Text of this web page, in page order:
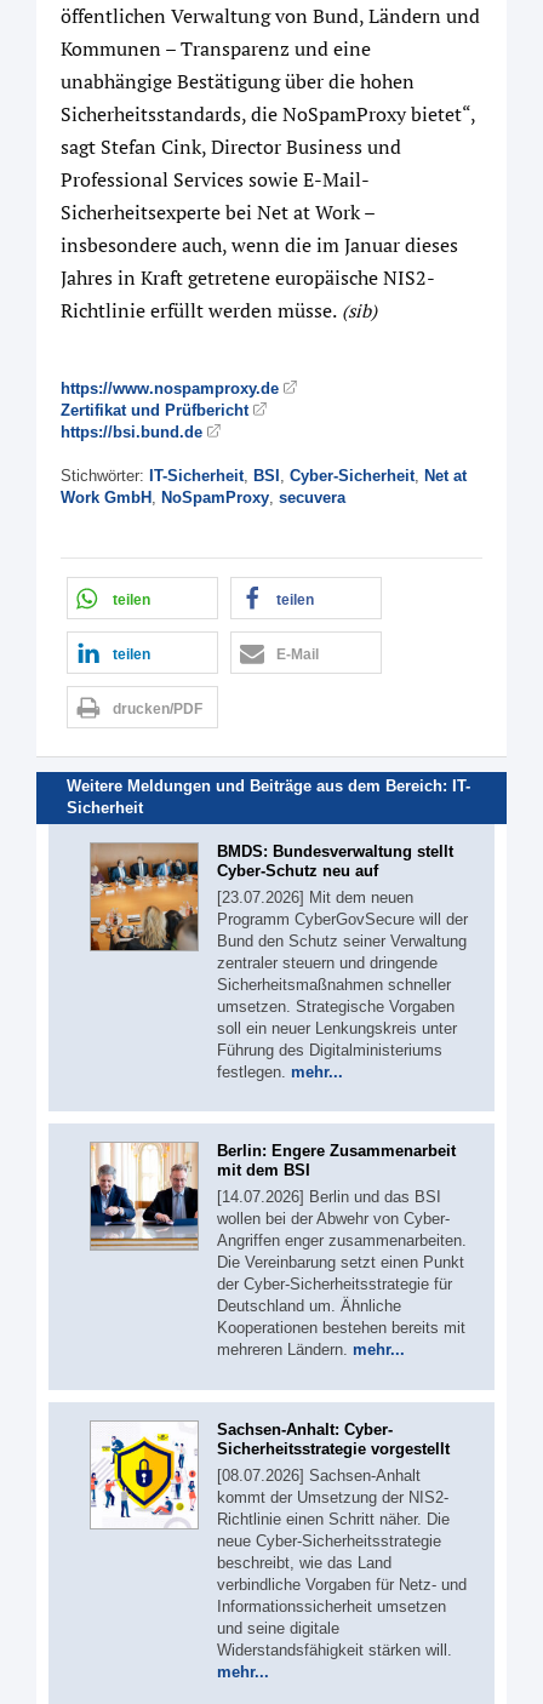
öffentlichen Verwaltung von Bund, Ländern und
Kommunen – Transparenz und eine
unabhängige Bestätigung über die hohen
Sicherheitsstandards, die NoSpamProxy bietet“,
sagt Stefan Cink, Director Business und
Professional Services sowie E-Mail-
Sicherheitsexperte bei Net at Work –
insbesondere auch, wenn die im Januar dieses
Jahres in Kraft getretene europäische NIS2-
Richtlinie erfüllt werden müsse. (sib)
https://www.nospamproxy.de
Zertifikat und Prüfbericht
https://bsi.bund.de
Stichwörter: IT-Sicherheit, BSI , Cyber-Sicherheit, Net at
Work GmbH , NoSpamProxy, secuvera
teilen teilen
teilen E-Mail
drucken/PDF
Weitere Meldungen und Beiträge aus dem Bereich: IT-
Sicherheit
BMDS: Bundesverwaltung stellt
Cyber-Schutz neu auf
[23.07.2026] Mit dem neuen
Programm CyberGovSecure will der
Bund den Schutz seiner Verwaltung
zentraler steuern und dringende
Sicherheitsmaßnahmen schneller
umsetzen. Strategische Vorgaben
soll ein neuer Lenkungskreis unter
Führung des Digitalministeriums
festlegen. mehr...
Berlin: Engere Zusammenarbeit
mit dem BSI
[14.07.2026] Berlin und das BSI
wollen bei der Abwehr von Cyber-
Angriffen enger zusammenarbeiten.
Die Vereinbarung setzt einen Punkt
der Cyber-Sicherheitsstrategie für
Deutschland um. Ähnliche
Kooperationen bestehen bereits mit
mehreren Ländern. mehr...
Sachsen-Anhalt: Cyber-
Sicherheitsstrategie vorgestellt
[08.07.2026] Sachsen-Anhalt
kommt der Umsetzung der NIS2-
Richtlinie einen Schritt näher. Die
neue Cyber-Sicherheitsstrategie
beschreibt, wie das Land
verbindliche Vorgaben für Netz- und
Informationssicherheit umsetzen
und seine digitale
Widerstandsfähigkeit stärken will.
mehr...